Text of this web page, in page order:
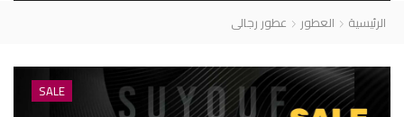
الرئيسية العطور عطور رجالى
SALE